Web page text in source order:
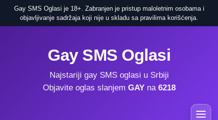
Gay SMS Oglasi je 18+. Zabranjen je pristup maloletnim osobama i
objavljivanje sadržaja koji nije u skladu sa pravilima korišćenja.
Gay SMS Oglasi
Najstariji gay SMS oglasi u Srbiji
Objavite oglas slanjem GAYna 6218